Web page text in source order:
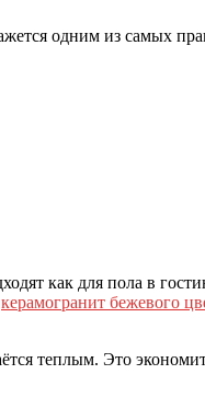
одним из самых
как для пола в
керамогранит бежевого
теплым. Это